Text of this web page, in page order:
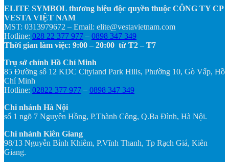
ELITE SYMBOL thương hiệu độc quyền thuộc CÔNG TY CP
VESTA VIỆT NAM
MST: 0313979672 – Email: elite@vestavietnam.com
Hotline: 028 22 377 977 – 0898 347 349
Thời gian làm việc: 9:00 – 20:00 từ T2 – T7
Trụ sở chính Hồ Chí Minh
85 Đường số 12 KDC Cityland Park Hills, Phường 10, Gò Vấp, Hồ
Chí Minh
Hotline: 02822 377 977 – 0898 347 349
Chi nhánh Hà Nội
số 1 ngõ 7 Nguyên Hồng, P.Thành Công, Q.Ba Đình, Hà Nội.
Chi nhánh Kiên Giang
98/13 Nguyễn Bỉnh Khiêm, P.Vĩnh Thanh, Tp Rạch Giá, Kiên
Giang.